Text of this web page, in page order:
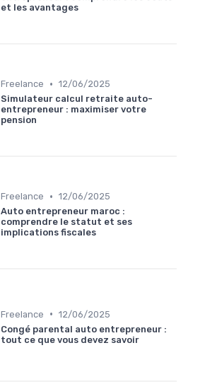
et les avantages
Freelance • 12/06/2025
Simulateur calcul retraite auto-
entrepreneur : maximiser votre
pension
Freelance • 12/06/2025
Auto entrepreneur maroc :
comprendre le statut et ses
implications fiscales
Freelance • 12/06/2025
Congé parental auto entrepreneur :
tout ce que vous devez savoir